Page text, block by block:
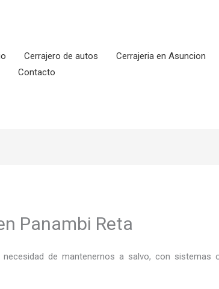
Cerrajero de autos Cerrajeria en Asuncion
Contacto
Panambi Reta
de mantenernos a salvo, con sistemas